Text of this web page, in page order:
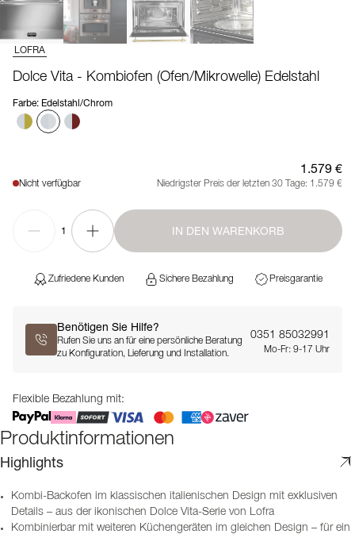
LOFRA
Dolce Vita - Kombiofen (Ofen/Mikrowelle) Edelstahl
Farbe: Edelstahl/Chrom
Nicht verfügbar
1.579 €
Niedrigster Preis der letzten 30 Tage: 1.579 €
1 IN DEN WARENKORB
Zufriedene Kunden Sichere Bezahlung Preisgarantie
Benötigen Sie Hilfe?
Rufen Sie uns an für eine persönliche Beratung
zu Konfiguration, Lieferung und Installation.
0351 85032991
Mo-Fr: 9-17 Uhr
Flexible Bezahlung mit:
Produktinformationen
Highlights
Kombi-Backofen im klassischen italienischen Design mit exklusiven
Details – aus der ikonischen Dolce Vita-Serie von Lofra
Kombinierbar mit weiteren Küchengeräten im gleichen Design – für ein